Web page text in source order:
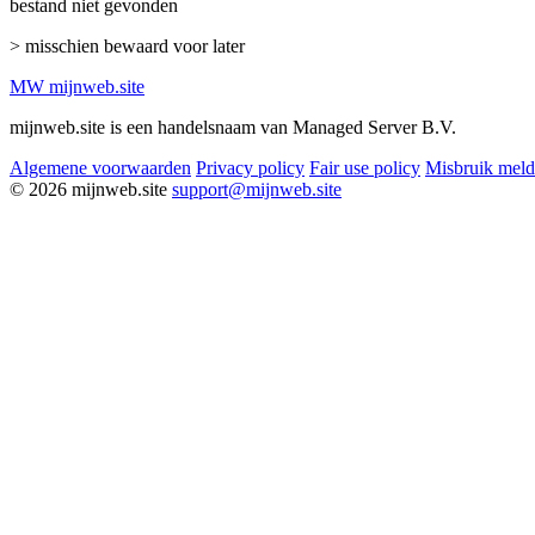
bestand niet gevonden
> misschien bewaard voor later
MW mijnweb.site
mijnweb.site is een handelsnaam van Managed Server B.V.
Algemene voorwaarden Privacy policy Fair use policy Misbruik
© 2026 mijnweb.site support@mijnweb.site